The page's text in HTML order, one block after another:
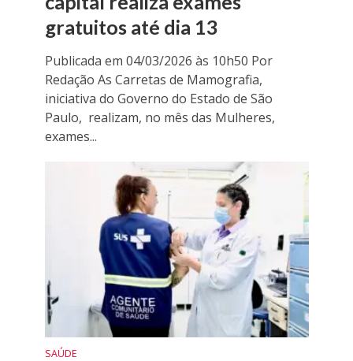
gratuitos até dia 13
Publicada em 04/03/2026 às 10h50 Por
Redação As Carretas de Mamografia,
iniciativa do Governo do Estado de São
Paulo, realizam, no mês das Mulheres,
exames...
SAÚDE